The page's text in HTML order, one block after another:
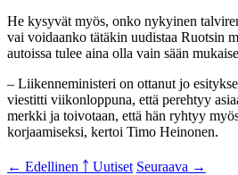
He kysyvät myös, onko nykyinen
vai voidaanko tätäkin uudistaa Ruotsin
autoissa tulee aina olla vain sään
– Liikenneministeri on ottanut jo
viestitti viikonloppuna, että perehtyy
merkki ja toivotaan, että hän ryhtyy
korjaamiseksi, kertoi Timo Heinonen.
← Edellinen ￪ Uutiset Seuraava →